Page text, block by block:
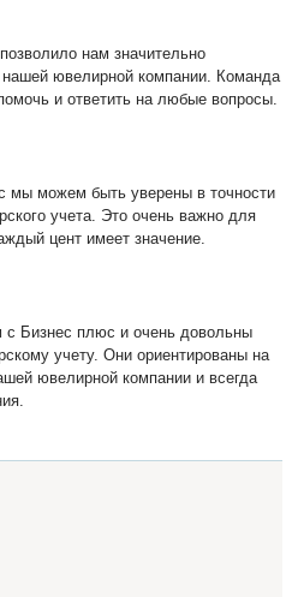
нам значительно
нашей ювелирной компании. Команда
и ответить на любые вопросы.
мы можем быть уверены в точности
учета. Это очень важно для
цент имеет значение.
с Бизнес плюс и очень довольны
учету. Они ориентированы на
ювелирной компании и всегда